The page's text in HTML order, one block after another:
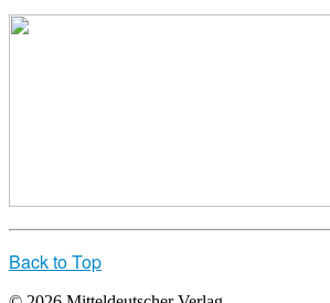
Back to Top